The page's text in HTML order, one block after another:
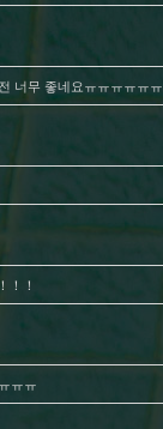
너무 좋네요ㅠㅠㅠㅠㅠ
！！
ㅠㅠ